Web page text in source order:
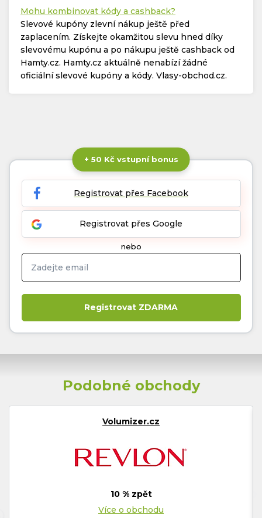
Mohu kombinovat kódy a cashback?
Slevové kupóny zlevní nákup ještě před
zaplacením. Získejte okamžitou slevu hned díky
slevovému kupónu a po nákupu ještě cashback od
Hamty.cz. Hamty.cz aktuálně nenabízí žádné
oficiální slevové kupóny a kódy. Vlasy-obchod.cz.
+ 50 Kč vstupní bonus
Registrovat přes Facebook
Registrovat přes Google
nebo
Podobné obchody
Volumizer.cz
10 % zpět
Více o obchodu